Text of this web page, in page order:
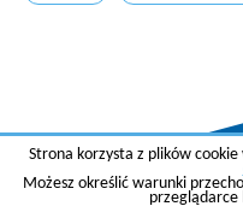
Strona korzysta z plików cookie
Możesz określić warunki
przeglądarce